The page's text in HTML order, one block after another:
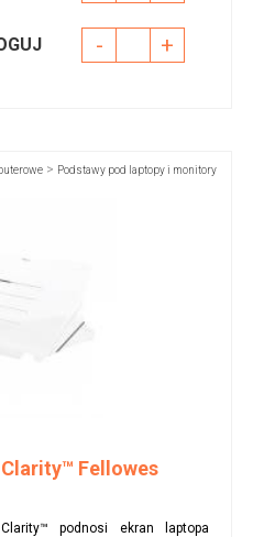
- +
> Podstawy pod laptopy i monitory
Fellowes
podnosi ekran laptopa